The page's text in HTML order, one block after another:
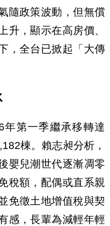
隨政策波動，但無償
升，顯示在高房價、
，全台已掀起「大傳
第一季繼承移轉達
棟。賴志昶分析，
嬰兒潮世代逐漸凋零
稅額，配偶或直系親
免徵土地增值稅與契
感，長輩為減輕年輕